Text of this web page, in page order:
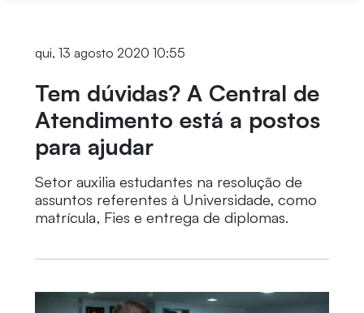
qui, 13 agosto 2020 10:55
Tem dúvidas? A Central de
Atendimento está a postos
para ajudar
Setor auxilia estudantes na resolução de
assuntos referentes à Universidade, como
matrícula, Fies e entrega de diplomas.